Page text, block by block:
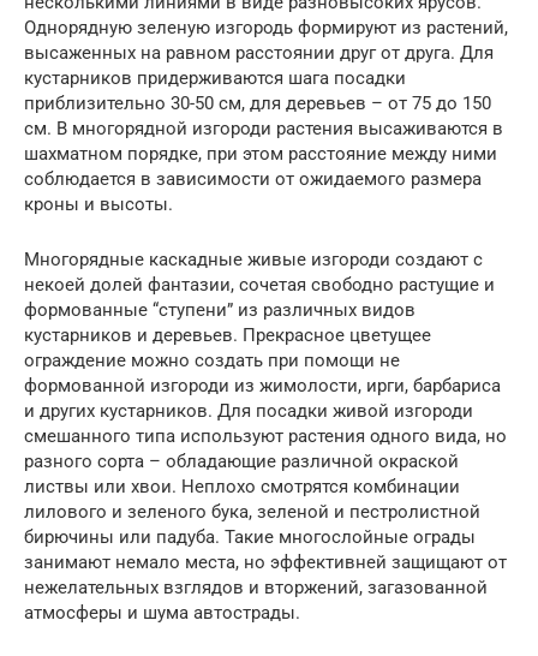
Однорядную зеленую изгородь формируют из растений,
высаженных на равном расстоянии друг от друга. Для
кустарников придерживаются шага посадки
приблизительно 30-50 см, для деревьев – от 75 до 150
см. В многорядной изгороди растения высаживаются в
шахматном порядке, при этом расстояние между ними
соблюдается в зависимости от ожидаемого размера
кроны и высоты.
Многорядные каскадные живые изгороди создают с
некоей долей фантазии, сочетая свободно растущие и
формованные “ступени” из различных видов
кустарников и деревьев. Прекрасное цветущее
ограждение можно создать при помощи не
формованной изгороди из жимолости, ирги, барбариса
и других кустарников. Для посадки живой изгороди
смешанного типа используют растения одного вида, но
разного сорта – обладающие различной окраской
листвы или хвои. Неплохо смотрятся комбинации
лилового и зеленого бука, зеленой и пестролистной
бирючины или падуба. Такие многослойные ограды
занимают немало места, но эффективней защищают от
нежелательных взглядов и вторжений, загазованной
атмосферы и шума автострады.